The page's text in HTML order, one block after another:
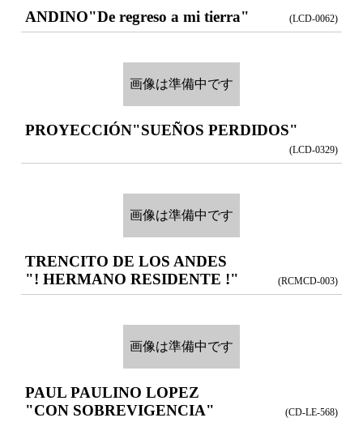
ANDINO"De regreso a mi tierra" (LCD-0062)
画像は準備中です
PROYECCIÓN"SUEÑOS PERDIDOS"
(LCD-0329)
画像は準備中です
TRENCITO DE LOS ANDES
"! HERMANO RESIDENTE !"
(RCMCD-003)
画像は準備中です
PAUL PAULINO LOPEZ
"CON SOBREVIGENCIA"
(CD-LE-568)